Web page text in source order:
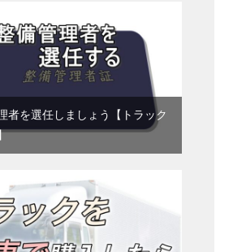
者を選任しましょう【トラック